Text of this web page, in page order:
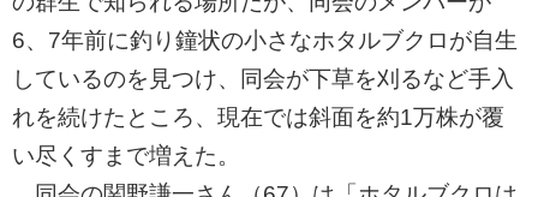
6、7年前に釣り鐘状の小さなホタルブクロが自生
しているのを見つけ、同会が下草を刈るなど手入
れを続けたところ、現在では斜面を約1万株が覆
い尽くすまで増えた。